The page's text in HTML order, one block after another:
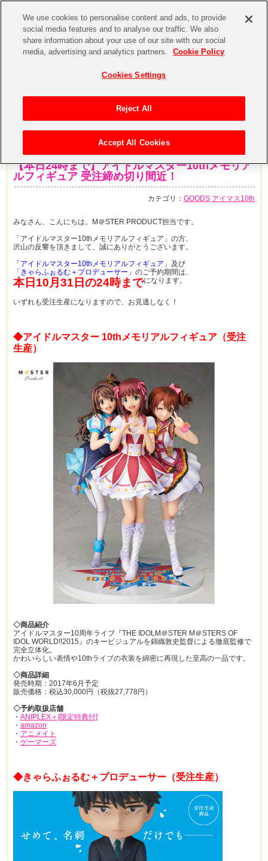
【本日24時まで】アイドルマスター10thメモリア
ルフィギュア 受注締め切り間近！
カテゴリ：GOODS アイマス10th
みなさん、こんにちは。M＠STER PRODUCT担当です。
「アイドルマスター10thメモリアルフィギュア」の方、
沢山の反響を頂きまして、誠にありがとうございます。
「アイドルマスター10thメモリアルフィギュア 」及び
「きゃらふぉるむ＋プロデューサー」 のご予約期間は、
本日10月31日の24時までになります。
いずれも受注生産になりますので、お見逃しなく！
◆アイドルマスター 10thメモリアルフィギュア（受注
生産）
◇商品紹介
アイドルマスター10周年ライブ『THE IDOLM＠STER M＠STERS OF
IDOL WORLD!!2015』のキービジュアルを錦織敦史監督による徹底監修で
完全立体化。
かわいらしい表情や10thライブの衣装を綿密に再現した至高の一品です。
◇商品詳細
発売時期：2017年6月予定
販売価格：税込30,000円（税抜27,778円）
◇予約取扱店舗
・ ANIPLEX＋[限定特典付]
・ amazon
・ アニメイト
・ ゲーマーズ
◆きゃらふぉるむ＋プロデューサー（受注生産）
We use cookies to personalise content and ads, to provide
social media features and to analyse our traffic. We also
share information about your use of our site with our social
media, advertising and analytics partners.
Cookie Policy
Cookies Settings
Reject All
Accept All Cookies